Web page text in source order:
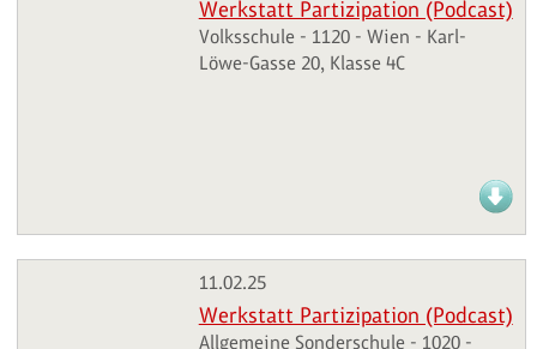
Werkstatt Partizipation (Podcast)
Volksschule - 1120 - Wien - Karl-
Löwe-Gasse 20, Klasse 4C
11.02.25
Werkstatt Partizipation (Podcast)
Allgemeine Sonderschule - 1020 -